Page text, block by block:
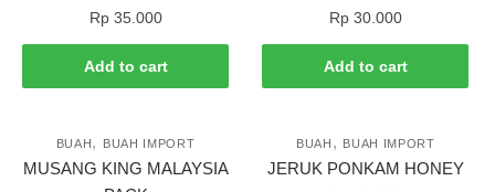
Rp35.000
Add to cart
Rp30.000
Add to cart
BUAH, BUAH IMPORT
MUSANG KING MALAYSIA
BUAH , BUAH IMPORT
JERUK PONKAM HONEY